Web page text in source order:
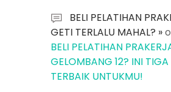
BELI PELATIHAN
GETI TERLALU MAHAL? »
BELI PELATIHAN
GELOMBANG 12? INI TIGA
TERBAIK UNTUKMU!